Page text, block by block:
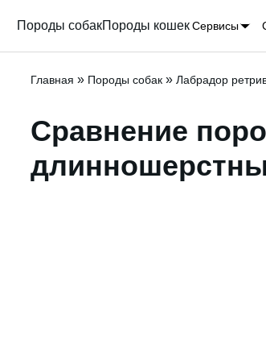
Породы собакПороды кошекСервисы
Главная » Породы собак » Лабрадор
Сравнение